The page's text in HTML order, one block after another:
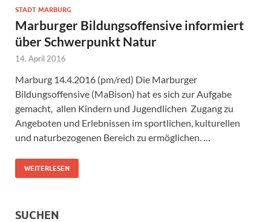
STADT MARBURG
Marburger Bildungsoffensive informiert
über Schwerpunkt Natur
14. April 2016
Marburg 14.4.2016 (pm/red) Die Marburger
Bildungsoffensive (MaBison) hat es sich zur Aufgabe
gemacht, allen Kindern und Jugendlichen Zugang zu
Angeboten und Erlebnissen im sportlichen, kulturellen
und naturbezogenen Bereich zu ermöglichen. …
WEITERLESEN
SUCHEN